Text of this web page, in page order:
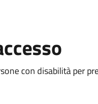
con disabilità per